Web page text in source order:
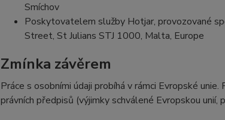
Smíchov
Poskytovatelem služby Hotjar, provozované
Street, St Julians STJ 1000, Malta, Europe
Zmínka závěrem
Práce s osobními údaji probíhá v rámci Evropské
právních předpisů (výjimky schválené Evropskou